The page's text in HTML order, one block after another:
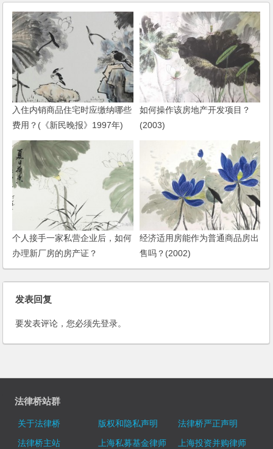
入住内销商品住宅时应缴纳哪些
费用？(《新民晚报》1997年)
如何操作该房地产开发项目？
(2003)
个人接手一家私营企业后，如何
办理新厂房的房产证？
经济适用房能作为普通商品房出
售吗？(2002)
发表回复
要发表评论，您必须先登录。
法律桥站群
关于法律桥 版权和隐私声明
法律桥严正声明
法律桥主站
上海私募基金律师
上海投资并购律师